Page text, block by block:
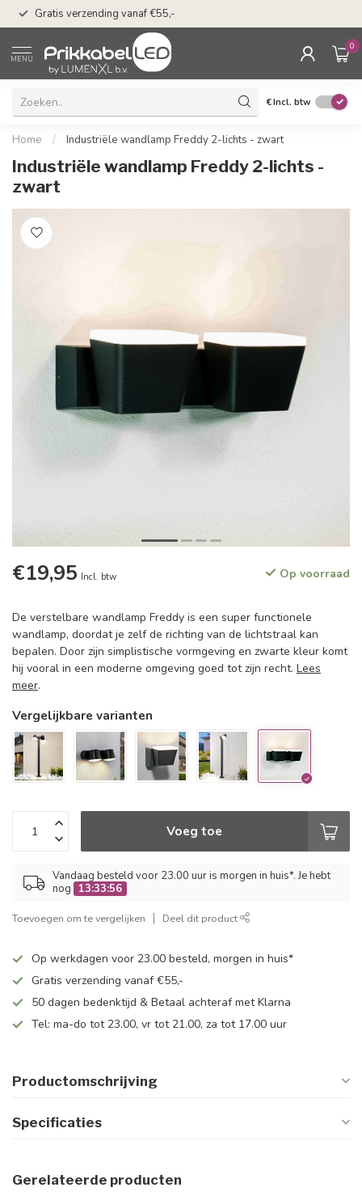
Gratis verzending vanaf €55,-
MENU
0
€Incl. btw
Home / Industriële wandlamp Freddy 2-lichts - zwart
Industriële wandlamp Freddy 2-lichts -
zwart
€19,95 Incl. btw Op voorraad
De verstelbare wandlamp Freddy is een super functionele
wandlamp, doordat je zelf de richting van de lichtstraal kan
bepalen. Door zijn simplistische vormgeving en zwarte kleur komt
hij vooral in een moderne omgeving goed tot zijn recht. Lees
meer.
Vergelijkbare varianten
Voeg toe
Vandaag besteld voor 23.00 uur is morgen in huis*. Je hebt
nog
13:33:56
Toevoegen om te vergelijken Deel dit product
Op werkdagen voor 23.00 besteld, morgen in huis*
Gratis verzending vanaf €55,-
50 dagen bedenktijd & Betaal achteraf met Klarna
Tel: ma-do tot 23.00, vr tot 21.00, za tot 17.00 uur
Productomschrijving
Specificaties
Gerelateerde producten